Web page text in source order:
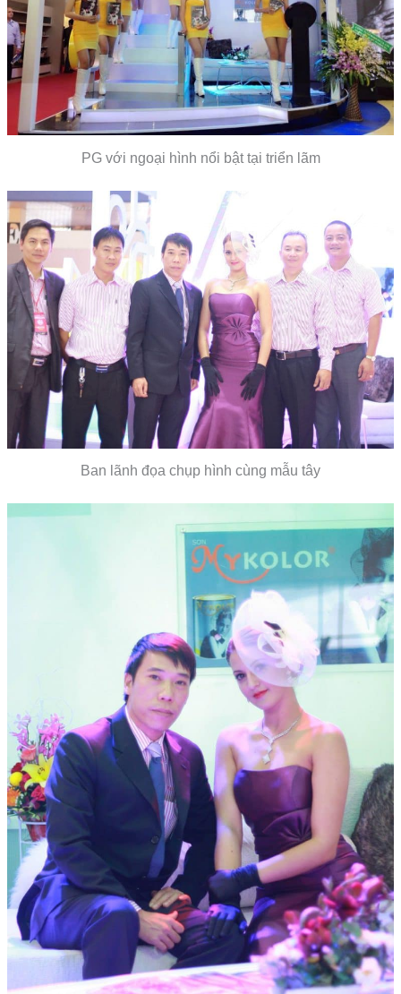
PG với ngoại hình nổi bật tại triển lãm
Ban lãnh đọa chụp hình cùng mẫu tây